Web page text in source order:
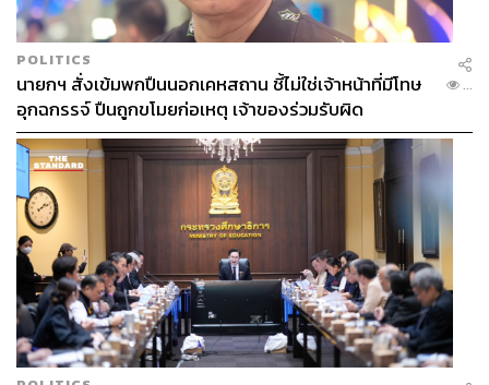
POLITICS
นายกฯ สั่งเข้มพกปืนนอกเคหสถาน ชี้ไม่ใช่เจ้าหน้าที่มีโทษ
อุกฉกรรจ์ ปืนถูกขโมยก่อเหตุ เจ้าของร่วมรับผิด
...